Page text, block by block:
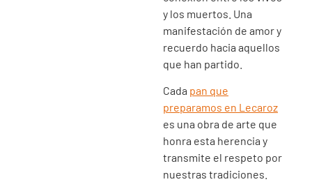
y los muertos. Una
manifestación de amor y
recuerdo hacia aquellos
que han partido.
Cada pan que
preparamos en Lecaroz
es una obra de arte que
honra esta herencia y
transmite el respeto por
nuestras tradiciones.